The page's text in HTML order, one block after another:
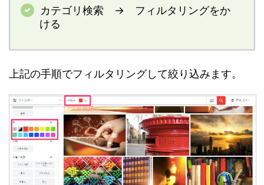
カテゴリ検索 → フィルタリングをか
ける
上記の手順でフィルタリングして絞り込みます。